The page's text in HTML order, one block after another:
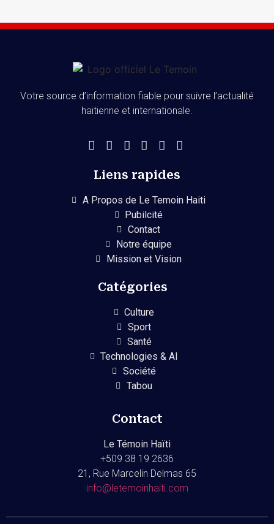
Votre source d’information fiable pour suivre l’actualité
haïtienne et internationale.
Liens rapides
A Propos de Le Temoin Haiti
Pubilcité
Contact
Notre équipe
Mission et Vision
Catégories
Culture
Sport
Santé
Technologies & AI
Société
Tabou
Contact
Le Témoin Haïti
+509 38 19 2636
21, Rue Marcelin Delmas 65
info@letemoinhaiti.com